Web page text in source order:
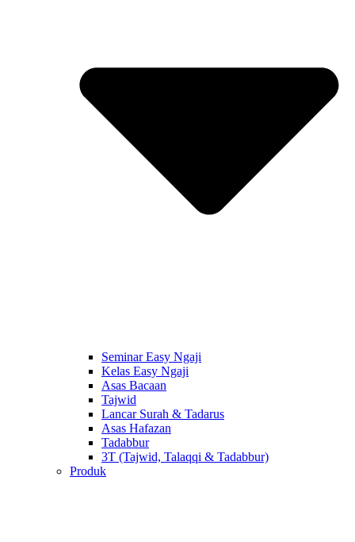
Seminar Easy Ngaji
Kelas Easy Ngaji
Asas Bacaan
Tajwid
Lancar Surah & Tadarus
Asas Hafazan
Tadabbur
3T (Tajwid, Talaqqi & Tadabbur)
Produk